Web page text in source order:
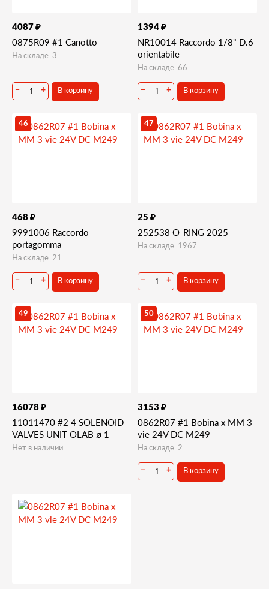
4087 ₽
0875R09 #1 Canotto
На складе: 3
− + В корзину
1394 ₽
NR10014 Raccordo 1/8" D.6
orientabile
На складе: 66
− + В корзину
46
468 ₽
9991006 Raccordo
portagomma
На складе: 21
− + В корзину
47
25 ₽
252538 O-RING 2025
На складе: 1967
− + В корзину
49
16078 ₽
11011470 #2 4 SOLENOID
VALVES UNIT OLAB ø 1
Нет в наличии
50
3153 ₽
0862R07 #1 Bobina x MM 3
vie 24V DC M249
На складе: 2
− + В корзину